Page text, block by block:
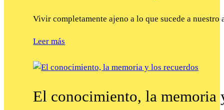
Vivir completamente ajeno a lo que sucede a
Leer más
El conocimiento, la memoria